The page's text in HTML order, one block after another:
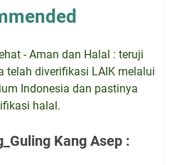
- Aman dan Halal : teruji
telah diverifikasi LAIK melalui
Indonesia dan pastinya
halal.
Kang Asep :